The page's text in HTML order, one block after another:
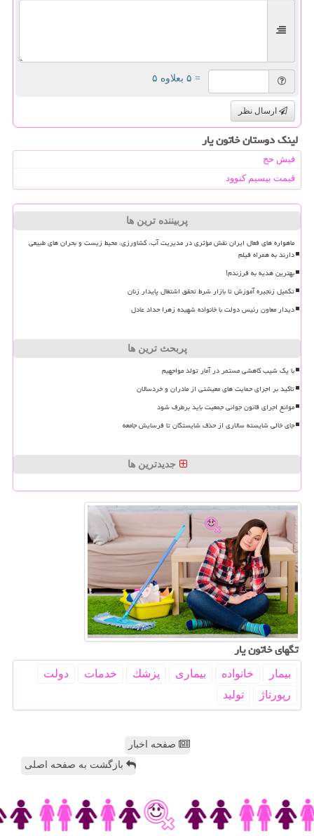
= ۵ بعلاوه ۵
ارسال نظر
لینک دوستان خاتون یار
فیش حج
قیمت بیسیم کنوود
پربیننده ترین ها
ماهواره های فعال ایران نقش مؤثری در مدیریت آب، کشاورزی، محیط زیست و بحران های طبیعی
دارند به همراه فیلم
بهترین هدیه به فرزندم!
تکمیل زنجیره آموزش تا بازار شرط تحقق اشتغال پایدار زنان
دیدار معاون رئیس دولت با خانواده شهیده زهرا حداد عادل
پربحث ترین ها
با یک شیب کاهشی مستمر در آمار تولد مواجهیم
تاکید بر اجرای حمایت های معیشتی از مادران و خردسالان
موانع اجرای قانون جوانی جمعیت باید برطرف شود
جای خالی شایسته سالاری از حذف شایستگان تا فرسایش جامعه
جدیدترین ها
تگهای خاتون یار
بیمار خانواده بیماری پزشك خدمات
دولت
رپورتاژ
تولید
صفحه اخبار
بازگشت به صفحه اصلی